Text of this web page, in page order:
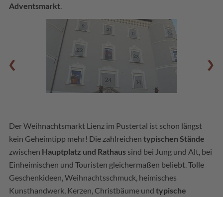
Adventsmarkt
Der Weihnachtsmarkt Lienz im Pustertal ist schon längst
kein Geheimtipp mehr! Die zahlreichen typischen Stände
zwischen Hauptplatz und Rathaus sind bei Jung und Alt, bei
Einheimischen und Touristen gleichermaßen beliebt. Tolle
Geschenkideen, Weihnachtsschmuck, heimisches
Kunsthandwerk, Kerzen, Christbäume und typische